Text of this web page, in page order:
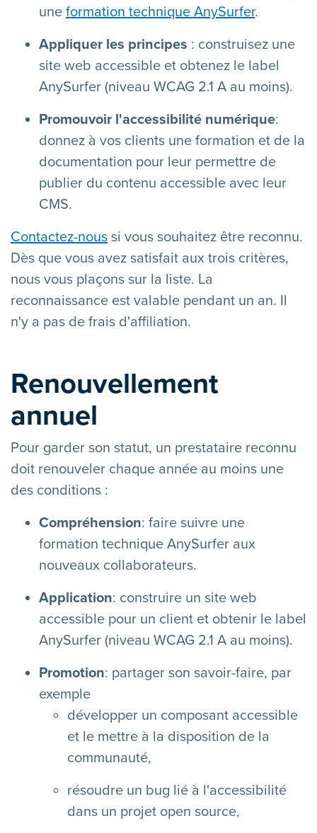
une formation technique AnySurfer.
Appliquer les principes : construisez une
site web accessible et obtenez le label
AnySurfer (niveau WCAG 2.1 A au moins).
Promouvoir l'accessibilité numérique:
donnez à vos clients une formation et de la
documentation pour leur permettre de
publier du contenu accessible avec leur
CMS.
Contactez-nous si vous souhaitez être reconnu.
Dès que vous avez satisfait aux trois critères,
nous vous plaçons sur la liste. La
reconnaissance est valable pendant un an. Il
n'y a pas de frais d'affiliation.
Renouvellement
annuel
Pour garder son statut, un prestataire reconnu
doit renouveler chaque année au moins une
des conditions :
Compréhension: faire suivre une
formation technique AnySurfer aux
nouveaux collaborateurs.
Application: construire un site web
accessible pour un client et obtenir le label
AnySurfer (niveau WCAG 2.1 A au moins).
Promotion: partager son savoir-faire, par
exemple
développer un composant accessible
et le mettre à la disposition de la
communauté,
résoudre un bug lié à l'accessibilité
dans un projet open source,